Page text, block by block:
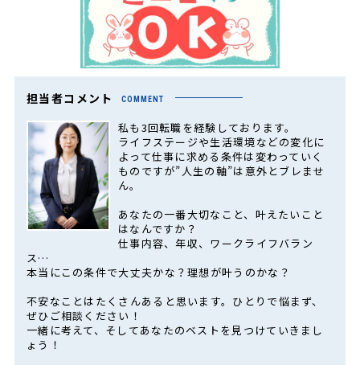
担当者コメント COMMENT
私も3回転職を経験しております。
ライフステージや生活環境などの変化に
よって仕事に求める条件は変わっていく
ものですが”人生の軸”は意外とブレませ
ん。
あなたの一番大切なこと、叶えたいこと
はなんですか？
仕事内容、年収、ワークライフバラン
ス…
本当にこの条件で大丈夫かな？理想が叶うのかな？
不安なことはたくさんあると思います。ひとりで悩まず、
ぜひご相談ください！
一緒に考えて、そしてあなたのベストを見つけていきまし
ょう！